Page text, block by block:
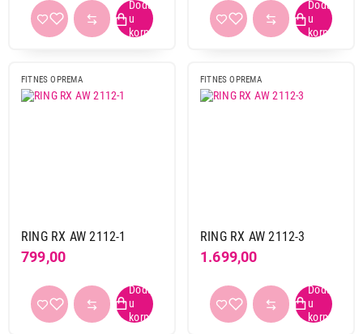
FITNES OPREMA
RING RX AW 2112-1
799,00
FITNES OPREMA
RING RX AW 2112-3
1.699,00